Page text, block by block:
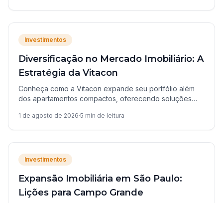
Investimentos
Diversificação no Mercado Imobiliário: A
Estratégia da Vitacon
Conheça como a Vitacon expande seu portfólio além
dos apartamentos compactos, oferecendo soluções
vida.
1 de agosto de 2026·5 min de leitura
Investimentos
Expansão Imobiliária em São Paulo:
Lições para Campo Grande